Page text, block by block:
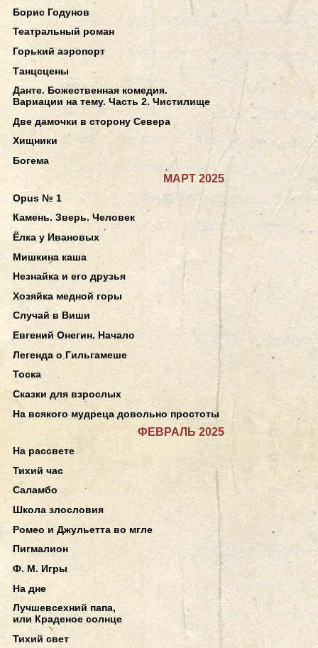
Борис Годунов
Театральный роман
Горький аэропорт
Танцсцены
Данте. Божественная комедия.
Вариации на тему. Часть 2. Чистилище
Две дамочки в сторону Севера
Хищники
Богема
МАРТ 2025
Opus № 1
Камень. Зверь. Человек
Ёлка у Ивановых
Мишкина каша
Незнайка и его друзья
Хозяйка медной горы
Случай в Виши
Евгений Онегин. Начало
Легенда о Гильгамеше
Тоска
Сказки для взрослых
На всякого мудреца довольно простоты
ФЕВРАЛЬ 2025
На рассвете
Тихий час
Саламбо
Школа злословия
Ромео и Джульетта во мгле
Пигмалион
Ф. М. Игры
На дне
Лучшевсехний папа,
или Краденое солнце
Тихий свет